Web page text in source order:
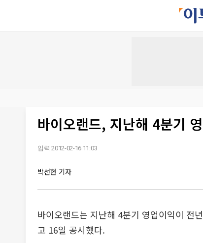
바이오랜드, 지난해 4분기
입력 2012-02-16 11:03
박선현 기자
바이오랜드는 지난해 4분기 영업이익이 전
고 16일 공시했다.